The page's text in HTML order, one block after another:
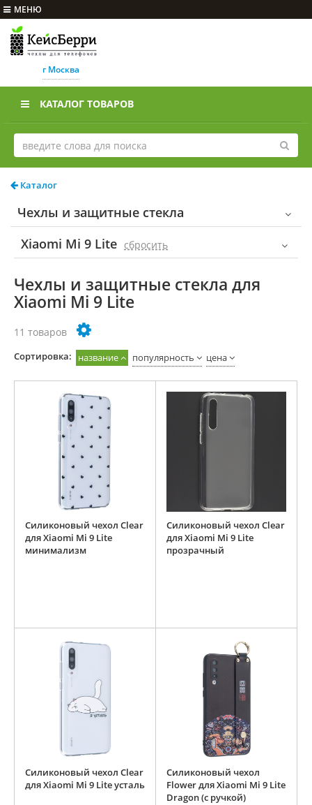
МЕНЮ
г Москва
КАТАЛОГ ТОВАРОВ
Каталог
Чехлы и защитные стекла
Xiaomi Mi 9 Lite cбросить
Чехлы и защитные стекла для
Xiaomi Mi 9 Lite
11 товаров
Cортировка: название популярность цена
Силиконовый чехол Clear
для Xiaomi Mi 9 Lite
минимализм
Силиконовый чехол Clear
для Xiaomi Mi 9 Lite
прозрачный
Силиконовый чехол Clear
для Xiaomi Mi 9 Lite усталь
Силиконовый чехол
Flower для Xiaomi Mi 9 Lite
Dragon (с ручкой)